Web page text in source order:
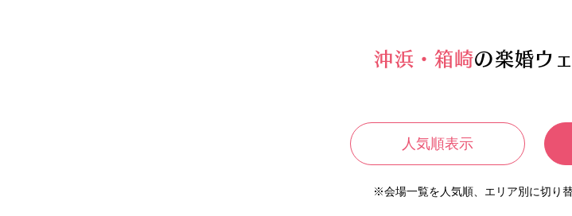
沖浜・箱崎の楽婚ウ
人気順表示
※会場一覧を人気順、エリア別に切り